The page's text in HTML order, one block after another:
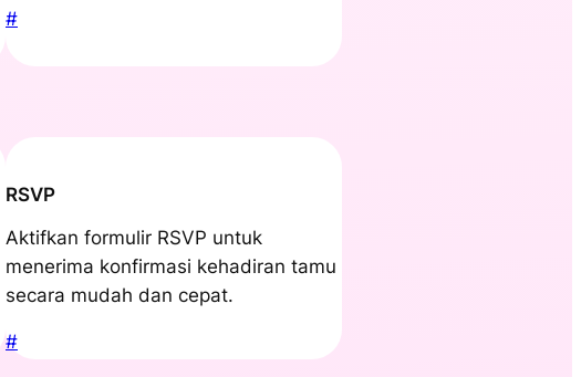
#
RSVP
Aktifkan formulir RSVP untuk
menerima konfirmasi kehadiran tamu
secara mudah dan cepat.
#